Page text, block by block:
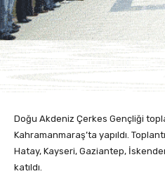
Doğu Akdeniz Çerkes Gençliği
Kahramanmaraş’ta yapıldı.
Hatay, Kayseri, Gaziantep,
katıldı.